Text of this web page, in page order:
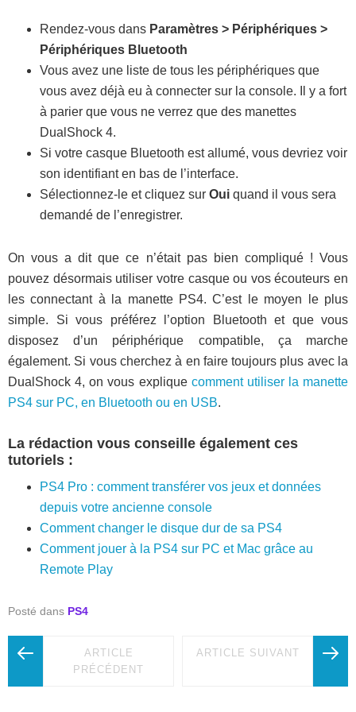
Rendez-vous dans Paramètres > Périphériques >
Périphériques Bluetooth
Vous avez une liste de tous les périphériques que
vous avez déjà eu à connecter sur la console. Il y a fort
à parier que vous ne verrez que des manettes
DualShock 4.
Si votre casque Bluetooth est allumé, vous devriez voir
son identifiant en bas de l’interface.
Sélectionnez-le et cliquez sur Oui quand il vous sera
demandé de l’enregistrer.
On vous a dit que ce n’était pas bien compliqué ! Vous
pouvez désormais utiliser votre casque ou vos écouteurs en
les connectant à la manette PS4. C’est le moyen le plus
simple. Si vous préférez l’option Bluetooth et que vous
disposez d’un périphérique compatible, ça marche
également. Si vous cherchez à en faire toujours plus avec la
DualShock 4, on vous explique comment utiliser la manette
PS4 sur PC, en Bluetooth ou en USB.
La rédaction vous conseille également ces
tutoriels :
PS4 Pro : comment transférer vos jeux et données
depuis votre ancienne console
Comment changer le disque dur de sa PS4
Comment jouer à la PS4 sur PC et Mac grâce au
Remote Play
Posté dans PS4
ARTICLE
PRÉCÉDENT
ARTICLE SUIVANT